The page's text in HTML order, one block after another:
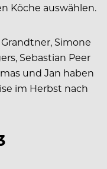
Köche auswählen.
Simone
Sebastian Peer
und Jan haben
im Herbst nach